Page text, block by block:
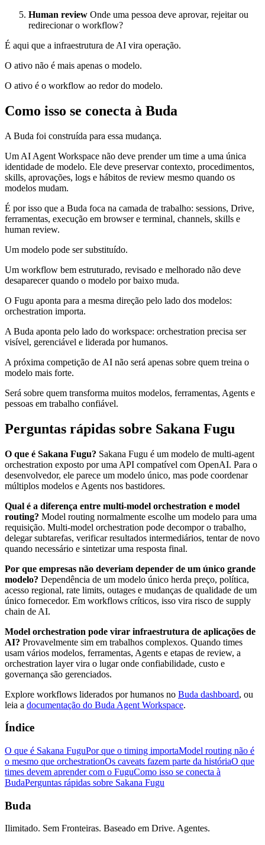
Human review Onde uma pessoa deve aprovar, rejeitar ou
redirecionar o workflow?
É aqui que a infraestrutura de AI vira operação.
O ativo não é mais apenas o modelo.
O ativo é o workflow ao redor do modelo.
Como isso se conecta à Buda
A Buda foi construída para essa mudança.
Um AI Agent Workspace não deve prender um time a uma única
identidade de modelo. Ele deve preservar contexto, procedimentos,
skills, aprovações, logs e hábitos de review mesmo quando os
modelos mudam.
É por isso que a Buda foca na camada de trabalho: sessions, Drive,
ferramentas, execução em browser e terminal, channels, skills e
human review.
Um modelo pode ser substituído.
Um workflow bem estruturado, revisado e melhorado não deve
desaparecer quando o modelo por baixo muda.
O Fugu aponta para a mesma direção pelo lado dos modelos:
orchestration importa.
A Buda aponta pelo lado do workspace: orchestration precisa ser
visível, gerenciável e liderada por humanos.
A próxima competição de AI não será apenas sobre quem treina o
modelo mais forte.
Será sobre quem transforma muitos modelos, ferramentas, Agents e
pessoas em trabalho confiável.
Perguntas rápidas sobre Sakana Fugu
O que é Sakana Fugu? Sakana Fugu é um modelo de multi-agent
orchestration exposto por uma API compatível com OpenAI. Para o
desenvolvedor, ele parece um modelo único, mas pode coordenar
múltiplos modelos e Agents nos bastidores.
Qual é a diferença entre multi-model orchestration e model
routing? Model routing normalmente escolhe um modelo para uma
requisição. Multi-model orchestration pode decompor o trabalho,
delegar subtarefas, verificar resultados intermediários, tentar de novo
quando necessário e sintetizar uma resposta final.
Por que empresas não deveriam depender de um único grande
modelo? Dependência de um modelo único herda preço, política,
acesso regional, rate limits, outages e mudanças de qualidade de um
único fornecedor. Em workflows críticos, isso vira risco de supply
chain de AI.
Model orchestration pode virar infraestrutura de aplicações de
AI? Provavelmente sim em trabalhos complexos. Quando times
usam vários modelos, ferramentas, Agents e etapas de review, a
orchestration layer vira o lugar onde confiabilidade, custo e
governança são gerenciados.
Explore workflows liderados por humanos no Buda dashboard, ou
leia a documentação do Buda Agent Workspace.
Índice
O que é Sakana FuguPor que o timing importaModel routing não é
o mesmo que orchestrationOs caveats fazem parte da históriaO que
times devem aprender com o FuguComo isso se conecta à
BudaPerguntas rápidas sobre Sakana Fugu
Buda
Ilimitado. Sem Fronteiras. Baseado em Drive. Agentes.